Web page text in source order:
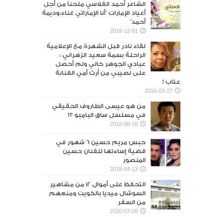
الشاعر أحمد الفلاسي ملحناً من أجل
أعياد الإمارات “أنا الإماراتي غناء:وديمة
أحمد”
2016-12-01
لقاء نادر قبل الشهرة مع الإعلامية
الراحلة بسمة سعيد الزهراني :
عبادي الجوهر خالي ولم أحصل
على نصيبي من أرث أمي الفنانة
عتاب !
2016-03-27
من هو عيسى الطاروف الحقيقي
في مسلسل ساق البامبو ؟!
2016-06-16
حبس مريم حسين 6 شهور في
قضية إساءتها للفنان حسين
المنصور‎
2018-04-13
التحفظ على أموال 12 من مشاهير
السوشال ميديا بالكويت ومنعهم
من السفر
2020-07-26